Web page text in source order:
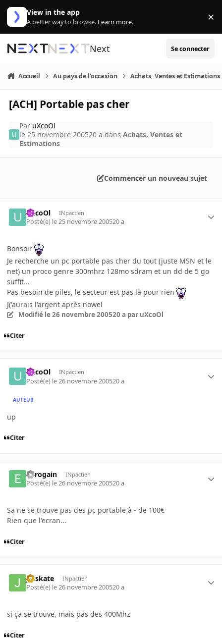
Aller au contenu
View in the app
A better way to browse. Learn more. ×
Next Se connecter
Accueil Au pays de l'occasion Achats, Ventes et Estimations
[ACH] Portable pas cher
Par uXcoOl
le 25 novembre 200520 a dansAchats, Ventes et
Estimations
Commencer un nouveau sujet
uXcoOl INpactien
Posté(e) le 25 novembre 200520 a
Bonsoir
Je recherche un pc portable pas cher du tout (juste MSN et le
net) un proco genre 300mhrz 128mo sdram et un dd de 5 go
suffit...
Pas besoin de piles, le secteur est pas là pour rien
J('aurais l'argent après nowel
Modifié le 26 novembre 200520 a par uXcoOl
Citer
uXcoOl INpactien
Posté(e) le 26 novembre 200520 a
AUTEUR
up
Citer
eurogain INpactien
Posté(e) le 26 novembre 200520 a
Sa ne se trouve pas des pc portable à - de 100€
Rien que l'ecran...
Citer
jetskate INpactien
Posté(e) le 26 novembre 200520 a
si ça se trouve, mais pas des 400Mhz
Citer